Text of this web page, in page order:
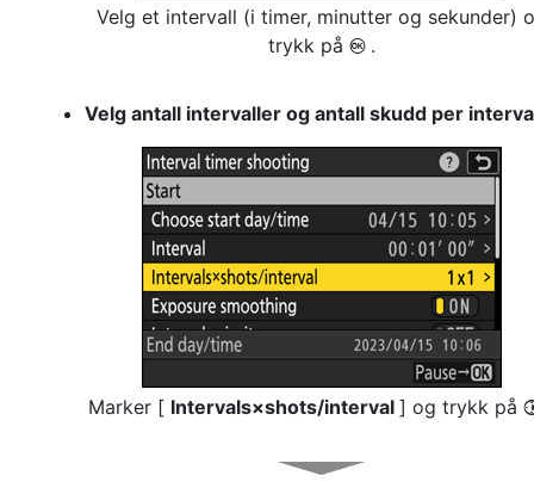
Velg et intervall (i timer, minutter og sekunder)
trykk på J .
Velg antall intervaller og antall skudd per
Marker [ Intervals×shots/interval ] og trykk på